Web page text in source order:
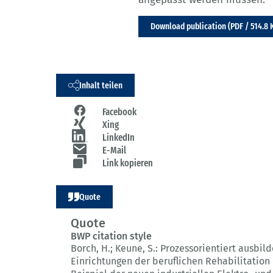
Download publication (PDF / 514.8
Inhalt teilen
Facebook
Xing
LinkedIn
E-Mail
Link kopieren
Quote
Quote
BWP citation style
Borch, H.; Keune, S.: Prozessorientiert
Einrichtungen der beruflichen Rehabilitation